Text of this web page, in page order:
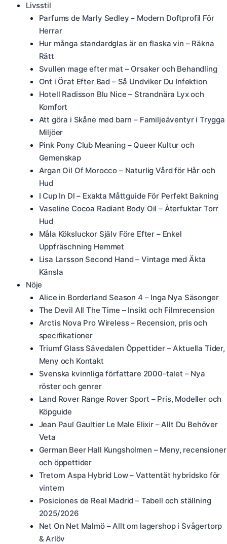
Livsstil
Parfums de Marly Sedley – Modern Doftprofil För
Herrar
Hur många standardglas är en flaska vin – Räkna
Rätt
Svullen mage efter mat – Orsaker och Behandling
Ont i Örat Efter Bad – Så Undviker Du Infektion
Hotell Radisson Blu Nice – Strandnära Lyx och
Komfort
Att göra i Skåne med barn – Familjeäventyr i Trygga
Miljöer
Pink Pony Club Meaning – Queer Kultur och
Gemenskap
Argan Oil Of Morocco – Naturlig Vård för Hår och
Hud
I Cup In Dl – Exakta Måttguide För Perfekt Bakning
Vaseline Cocoa Radiant Body Oil – Återfuktar Torr
Hud
Måla Köksluckor Själv Före Efter – Enkel
Uppfräschning Hemmet
Lisa Larsson Second Hand – Vintage med Äkta
Känsla
Nöje
Alice in Borderland Season 4 – Inga Nya Säsonger
The Devil All The Time – Insikt och Filmrecension
Arctis Nova Pro Wireless – Recension, pris och
specifikationer
Triumf Glass Sävedalen Öppettider – Aktuella Tider,
Meny och Kontakt
Svenska kvinnliga författare 2000-talet – Nya
röster och genrer
Land Rover Range Rover Sport – Pris, Modeller och
Köpguide
Jean Paul Gaultier Le Male Elixir – Allt Du Behöver
Veta
German Beer Hall Kungsholmen – Meny, recensioner
och öppettider
Tretorn Aspa Hybrid Low – Vattentät hybridsko för
vintern
Posiciones de Real Madrid – Tabell och ställning
2025/2026
Net On Net Malmö – Allt om lagershop i Svågertorp
& Arlöv